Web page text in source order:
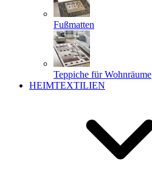
Fußmatten
Teppiche für Wohnräume
HEIMTEXTILIEN